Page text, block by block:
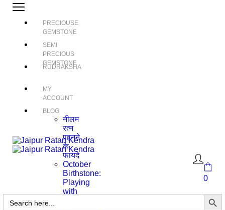
PRECIOUSE
GEMSTONE
SEMI
PRECIOUS
GEMSTONE
RUDRAKSHA
MY
ACCOUNT
BLOG
नीलम
रत्न
पहनने
के
फायदे
October
Birthstone:
Playing
with
0
Search
for:
Search